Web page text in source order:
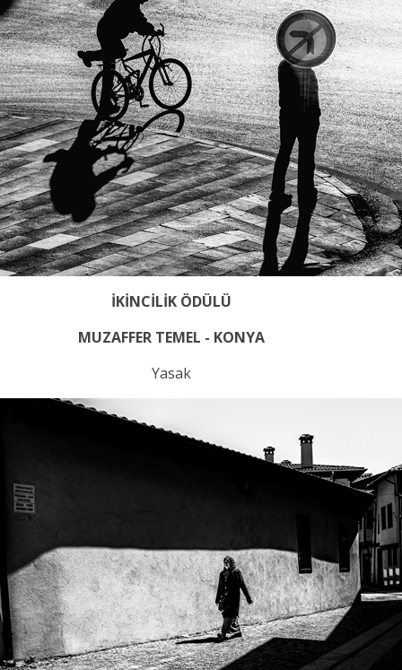
İKİNCİLİK ÖDÜLÜ
MUZAFFER TEMEL - KONYA
Yasak